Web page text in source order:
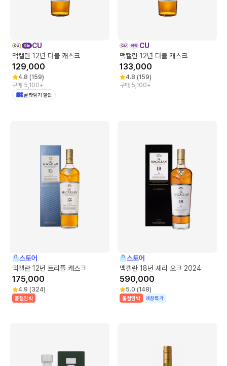
CU
맥캘란 12년 더블 캐스크
129,000
4.8 (159)
구매 5,100+
골라담기 할인
CU
맥캘란 12년 더블 캐스크
133,000
4.8 (159)
구매 5,100+
스토어
맥캘란 12년 트리플 캐스크
175,000
4.9 (324)
품절임박
스토어
맥캘란 18년 셰리 오크 2024
590,000
5.0 (148)
품절임박 매장특가